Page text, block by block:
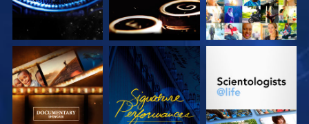
SERIE
ENTDECKEN
ANSEHEN
SERIE